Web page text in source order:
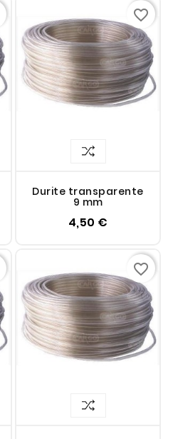
Durite transparente
9 mm
4,50 €
favorite_border
favorite_border